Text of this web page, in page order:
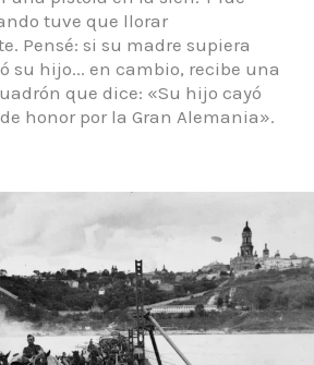
tuve que llorar
Pensé: si su madre supiera
su hijo... en cambio, recibe una
que dice: «Su hijo cayó
honor por la Gran Alemania».